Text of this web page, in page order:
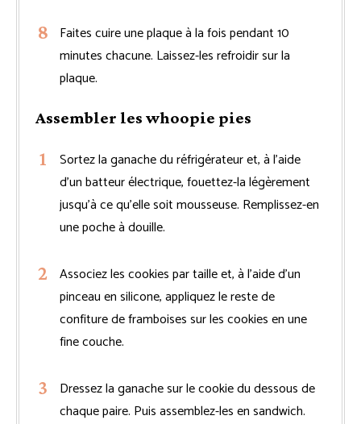
Faites cuire une plaque à la fois pendant 10
minutes chacune. Laissez-les refroidir sur la
plaque.
Assembler les whoopie pies
Sortez la ganache du réfrigérateur et, à l’aide
d’un batteur électrique, fouettez-la légèrement
jusqu’à ce qu’elle soit mousseuse. Remplissez-en
une poche à douille.
Associez les cookies par taille et, à l’aide d’un
pinceau en silicone, appliquez le reste de
confiture de framboises sur les cookies en une
fine couche.
Dressez la ganache sur le cookie du dessous de
chaque paire. Puis assemblez-les en sandwich.